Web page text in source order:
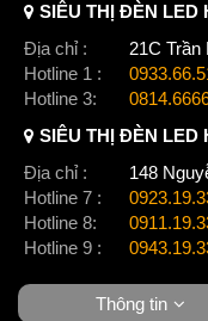
SIÊU THỊ ĐÈN LED
Địa chỉ :
21C Trần
Hotline 1 :
Hotline 3:
SIÊU THỊ ĐÈN LED
Địa chỉ :
148
Hotline 7 :
Hotline 8:
Hotline 9 :
Thông tin